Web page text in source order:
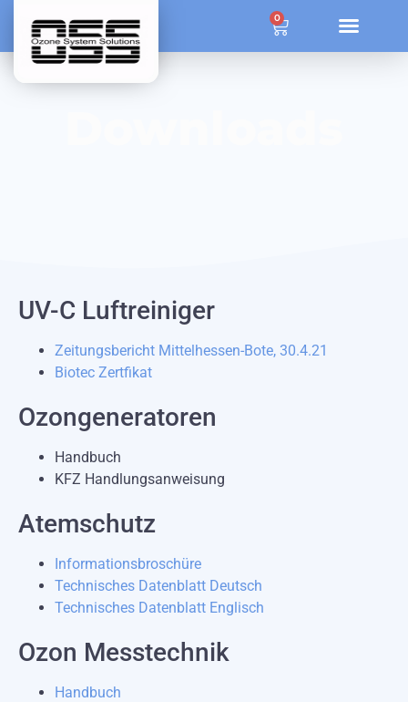
0
UV-C Luftreiniger
Zeitungsbericht Mittelhessen-Bote, 30.4.21
Biotec Zertfikat
Ozongeneratoren
Handbuch
KFZ Handlungsanweisung
Atemschutz
Informationsbroschüre
Technisches Datenblatt Deutsch
Technisches Datenblatt Englisch
Ozon Messtechnik
Handbuch